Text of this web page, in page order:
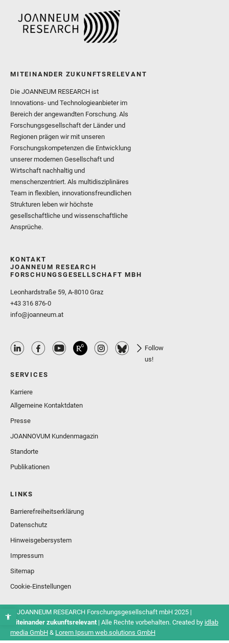
MITEINANDER ZUKUNFTSRELEVANT
Die JOANNEUM RESEARCH ist
Innovations- und Technologieanbieter im
Bereich der angewandten Forschung. Als
Forschungsgesellschaft der Länder und
Regionen prägen wir mit unseren
Forschungskompetenzen die Entwicklung
unserer modernen Gesellschaft und
Wirtschaft nachhaltig und
menschenzentriert. Als multidisziplinäres
Team in flexiblen, innovationsfreundlichen
Strukturen leben wir höchste
gesellschaftliche und wissenschaftliche
Ansprüche.
KONTAKT
JOANNEUM RESEARCH
FORSCHUNGSGESELLSCHAFT MBH
Leonhardstraße 59, A-8010 Graz
+43 316 876-0
info@joanneum.at
Follow
us!
SERVICES
Karriere
Allgemeine Kontaktdaten
Presse
JOANNOVUM Kundenmagazin
Standorte
Publikationen
LINKS
Barrierefreiheitserklärung
Datenschutz
Hinweisgebersystem
Impressum
Sitemap
Cookie-Einstellungen
© JOANNEUM RESEARCH Forschungsgesellschaft mbH 2025 |
Miteinander zukunftsrelevant| Alle Rechte vorbehalten. Created by idlab
media GmbH & Lorem Ipsum web.solutions GmbH